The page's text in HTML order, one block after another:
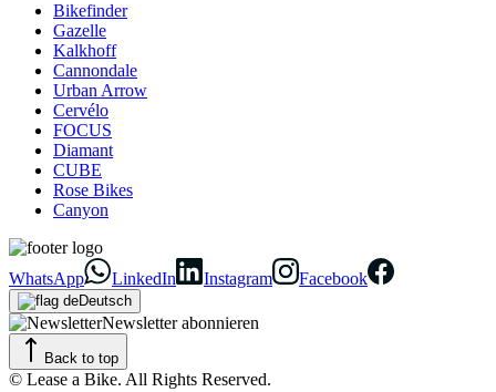
Bikefinder
Gazelle
Kalkhoff
Cannondale
Urban Arrow
Cervélo
FOCUS
Diamant
CUBE
Rose Bikes
Canyon
WhatsApp LinkedIn Instagram Facebook
Deutsch
Newsletter abonnieren
Back to top
© Lease a Bike. All Rights Reserved.